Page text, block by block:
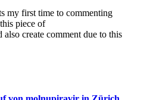
my first time to commenting
piece of
create comment due to this